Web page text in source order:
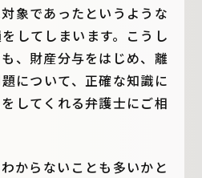
象であったというような
してしまいます。こうし
、財産分与をはじめ、離
について、正確な知識に
してくれる弁護士にご相
からないことも多いかと